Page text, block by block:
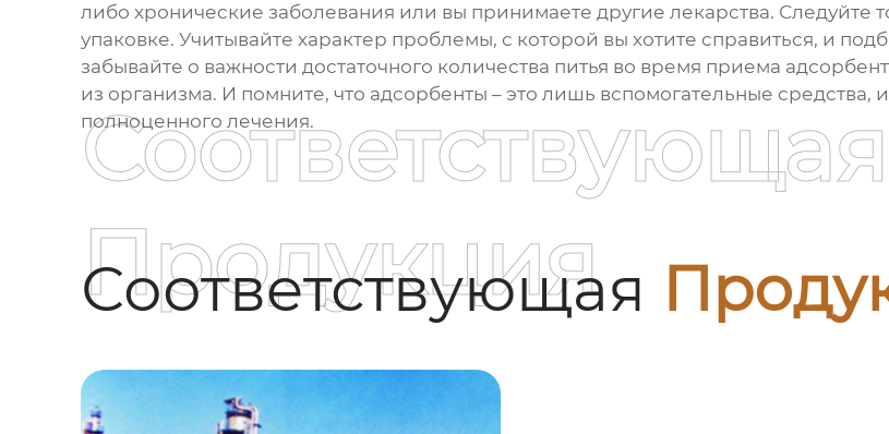
либо хронические заболевания или вы принимаете другие лекарства.
упаковке. Учитывайте характер проблемы, с которой вы хотите справиться, и
забывайте о важности достаточного количества питья во время приема
из организма. И помните, что адсорбенты – это лишь вспомогательные средства,
полноценного лечения.
Соответствующая
Соответствующая
Продукция